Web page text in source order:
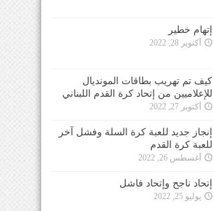
إتهام خطير
أكتوبر 28, 2022
كيف تم تهريب بطاقات المونديال
للإعلاميين من إتحاد كرة القدم اللبناني
أكتوبر 27, 2022
إنجاز جديد للعبة كرة السلة وفشل آخر
للعبة كرة القدم
أغسطس 26, 2022
إتحاد ناجح وإتحاد فاشل
يوليو 25, 2022